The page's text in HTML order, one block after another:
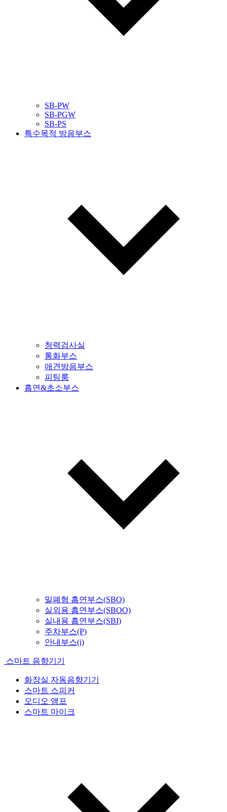
SB-PW
SB-PGW
SB-PS
특수목적 방음부스
청력검사실
통화부스
애견방음부스
피팅룸
흡연&초소부스
밀폐형 흡연부스(SBO)
실외용 흡연부스(SBOO)
실내용 흡연부스(SBI)
주차부스(P)
안내부스(i)
스마트 음향기기
화장실 자동음향기기
스마트 스피커
오디오 앰프
스마트 마이크